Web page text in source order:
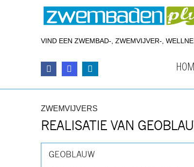
VIND EEN ZWEMBAD-, ZWEMVIJVER-,
ZWEMVIJVERS
REALISATIE VAN
GEOBLAUW